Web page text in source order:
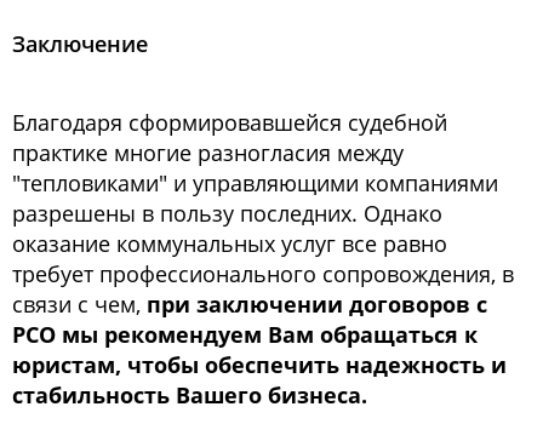
Заключение
Благодаря сформировавшейся судебной
практике многие разногласия между
"тепловиками" и управляющими компаниями
разрешены в пользу последних. Однако
оказание коммунальных услуг все равно
требует профессионального сопровождения, в
связи с чем, при заключении договоров с
РСО мы рекомендуем Вам обращаться к
юристам, чтобы обеспечить надежность и
стабильность Вашего бизнеса.